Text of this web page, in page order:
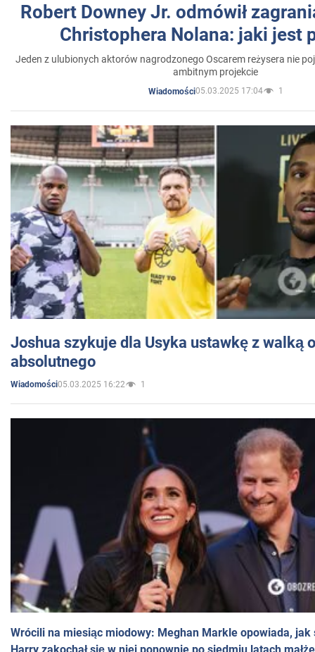
Robert Downey Jr. odmówił
Christophera Nolana: jaki jest
Jeden z ulubionych aktorów nagrodzonego Oscarem reżysera nie
ambitnym projekcie
Wiadomości05.03.2025 17:04 1
Joshua szykuje dla Usyka ustawkę z walką
absolutnego
Wiadomości05.03.2025 16:22 1
Wrócili na miesiąc miodowy: Meghan Markle opowiada, jak
Harry zakochał się w niej ponownie po siedmiu latach